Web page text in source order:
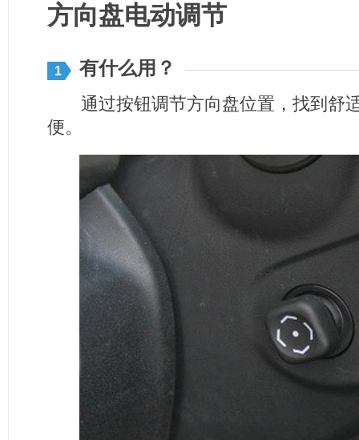
方向盘电动调节
1 有什么用？
通过按钮调节方向盘位置，找到舒
便。